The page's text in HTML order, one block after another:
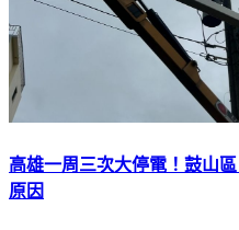
高雄一周三次大停電！鼓山
原因